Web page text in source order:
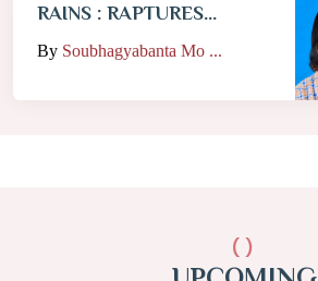
RAINS : RAPTURES...
By Soubhagyabanta Mo ...
()